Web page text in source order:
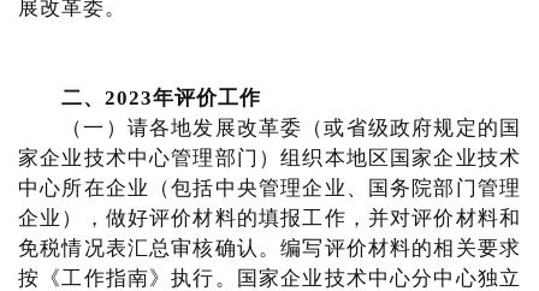
展改革委。
二、2023年评价工作
（一）请各地发展改革委（或省级政府规定的国
家企业技术中心管理部门）组织本地区国家企业技术
中心所在企业（包括中央管理企业、国务院部门管理
企业），做好评价材料的填报工作，并对评价材料和
免税情况表汇总审核确认。编写评价材料的相关要求
按《工作指南》执行。国家企业技术中心分中心独立